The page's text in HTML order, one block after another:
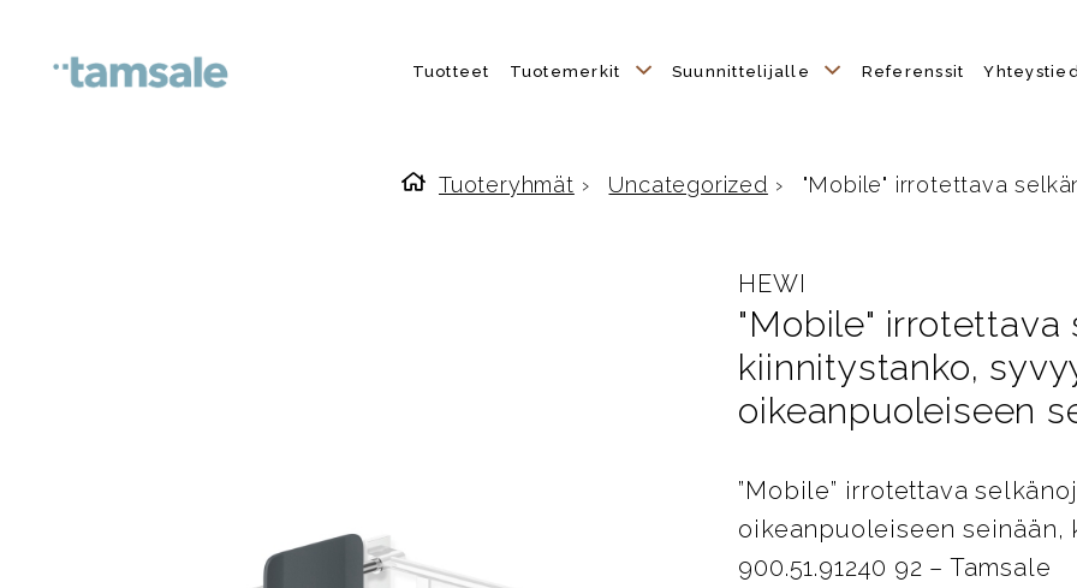
Tuotteet Tuotemerkit Suunnittelijalle Referenssit
Etusivulle
Tuoteryhmät › Uncategorized › "Mobile" irrotettava
HEWI
"Mobile" irrotettava
kiinnitystanko,
oikeanpuoleiseen
”Mobile” irrotettava
oikeanpuoleiseen seinään,
900.51.91240 92 – Tamsale